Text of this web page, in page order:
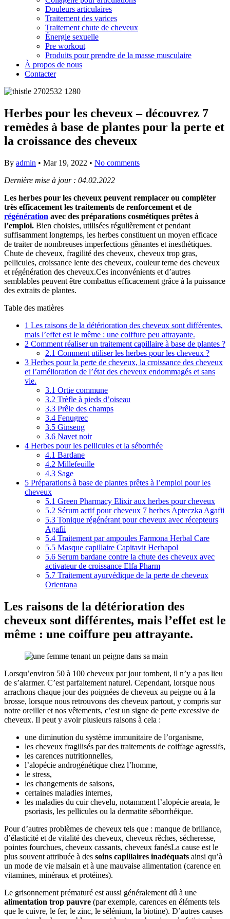
Douleurs articulaires
Traitement des varices
Traitement chute de cheveux
Énergie sexuelle
Pre workout
Produits pour prendre de la masse musculaire
À propos de nous
Contacter
Herbes pour les cheveux – découvrez 7
remèdes à base de plantes pour la perte et
la croissance des cheveux
By admin • Mar 19, 2022 • No comments
Dernière mise à jour : 04.02.2022
Les herbes pour les cheveux peuvent remplacer ou compléter
très efficacement les traitements de renforcement et de
régénération avec des préparations cosmétiques prêtes à
l’emploi. Bien choisies, utilisées régulièrement et pendant
suffisamment longtemps, les herbes constituent un moyen efficace
de traiter de nombreuses imperfections gênantes et inesthétiques.
Chute de cheveux, fragilité des cheveux, cheveux trop gras,
pellicules, croissance lente des cheveux, couleur terne des cheveux
et régénération des cheveux.Ces inconvénients et d’autres
semblables peuvent être combattus efficacement grâce à la puissance
des extraits de plantes.
Table des matières
1 Les raisons de la détérioration des cheveux sont différentes,
mais l’effet est le même : une coiffure peu attrayante.
2 Comment réaliser un traitement capillaire à base de plantes ?
2.1 Comment utiliser les herbes pour les cheveux ?
3 Herbes pour la perte de cheveux, la croissance des cheveux
et l’amélioration de l’état des cheveux endommagés et sans
vie.
3.1 Ortie commune
3.2 Trèfle à pieds d’oiseau
3.3 Prêle des champs
3.4 Fenugrec
3.5 Ginseng
3.6 Navet noir
4 Herbes pour les pellicules et la séborrhée
4.1 Bardane
4.2 Millefeuille
4.3 Sage
5 Préparations à base de plantes prêtes à l’emploi pour les
cheveux
5.1 Green Pharmacy Elixir aux herbes pour cheveux
5.2 Sérum actif pour cheveux 7 herbes Apteczka Agafii
5.3 Tonique régénérant pour cheveux avec récepteurs
Agafii
5.4 Traitement par ampoules Farmona Herbal Care
5.5 Masque capillaire Capitavit Herbapol
5.6 Serum bardane contre la chute des cheveux avec
activateur de croissance Elfa Pharm
5.7 Traitement ayurvédique de la perte de cheveux
Orientana
Les raisons de la détérioration des
cheveux sont différentes, mais l’effet est le
même : une coiffure peu attrayante.
Lorsqu’environ 50 à 100 cheveux par jour tombent, il n’y a pas lieu
de s’alarmer. C’est parfaitement naturel. Cependant, lorsque nous
arrachons chaque jour des poignées de cheveux au peigne ou à la
brosse, lorsque nous retrouvons des cheveux partout, y compris sur
notre oreiller et nos vêtements, c’est un signe de perte excessive de
cheveux. Il peut y avoir plusieurs raisons à cela :
une diminution du système immunitaire de l’organisme,
les cheveux fragilisés par des traitements de coiffage agressifs,
les carences nutritionnelles,
l’alopécie androgénétique chez l’homme,
le stress,
les changements de saisons,
certaines maladies internes,
les maladies du cuir chevelu, notamment l’alopécie areata, le
psoriasis, les pellicules ou la dermatite séborrhéique.
Pour d’autres problèmes de cheveux tels que : manque de brillance,
d’élasticité et de vitalité des cheveux, cheveux rêches, sécheresse,
pointes fourchues, cheveux cassants, cheveux fanésLa cause est le
plus souvent attribuée à des soins capillaires inadéquats ainsi qu’à
un mode de vie malsain et à une mauvaise alimentation (carence en
vitamines, minéraux et protéines).
Le grisonnement prématuré est aussi généralement dû à une
alimentation trop pauvre (par exemple, carences en éléments tels
que le cuivre, le fer, le zinc, le sélénium, la biotine). D’autres causes